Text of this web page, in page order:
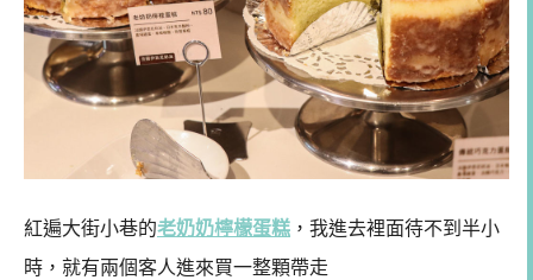
紅遍大街小巷的老奶奶檸檬蛋糕 ，我進去裡面待不到半小
時，就有兩個客人進來買一整顆帶走